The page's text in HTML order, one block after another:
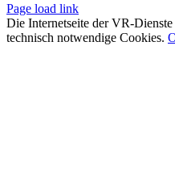
Page load link
Die Internetseite der VR-
technisch notwendige Cookies.